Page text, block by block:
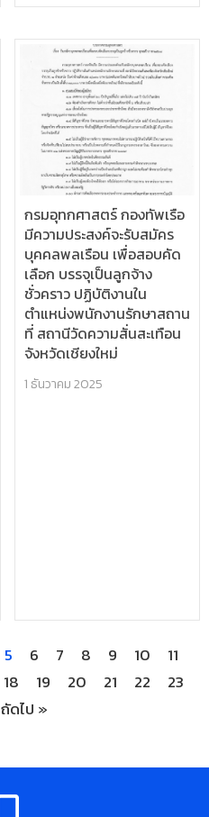
กรมอุทกศาสตร์ กองทัพเรือ
มีความประสงค์จะรับสมัคร
บุคคลพลเรือน เพื่อสอบคัด
เลือก บรรจุเป็นลูกจ้าง
ชั่วคราว ปฏิบัติงานใน
ตำแหน่งพนักงานรักษาสถาน
ที่ สถานีวัดความสั่นสะเทือน
จังหวัดเชียงใหม่
1 ธันวาคม 2025
5 6 7 8 9 10
11
18 19 20 21 22
23
ถัดไป »